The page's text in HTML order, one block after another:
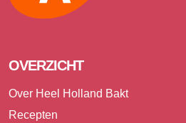
OVERZICHT
Over Heel Holland Bakt
Recepten